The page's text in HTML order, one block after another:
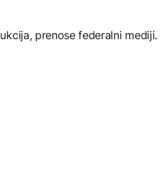
prenose federalni mediji.